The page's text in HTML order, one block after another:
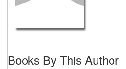
Books By This Author